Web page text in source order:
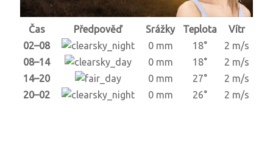
Čas Předpověď Srážky Teplota
Vítr
02–08
0 mm 18°
2 m/s
08–14
0 mm 18°
2 m/s
14–20
0 mm 27°
2 m/s
20–02
0 mm 26° 2 m/s